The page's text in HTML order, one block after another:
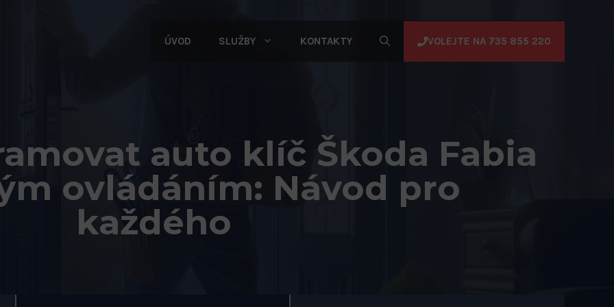
ÚVOD SLUŽBY KONTAKTY VOLEJTE NA 735 855 220
auto klíč Škoda Fabia
ovládáním: Návod pro
každého